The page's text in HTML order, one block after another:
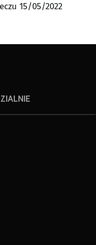
15/05/2022